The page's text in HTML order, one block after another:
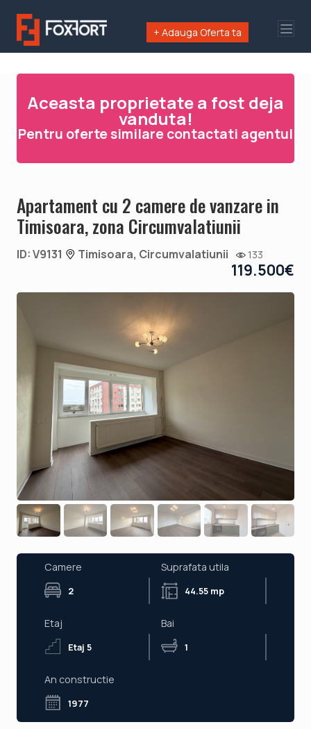
+ Adauga Oferta ta
Aceasta proprietate a fost deja
vanduta!
Pentru oferte similare contactati agentul
Apartament cu 2 camere de vanzare in
Timisoara, zona Circumvalatiunii
ID: V9131 Timisoara, Circumvalatiunii 133
119.500€
Camere
2
Suprafata utila
44.55 mp
Etaj
Etaj 5
Bai
1
An constructie
1977